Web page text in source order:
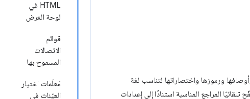
‫HTML في
لوحة العرض
قوائم
الاتصالات
المسموح بها
مَعلَمات اختيار
العيّنات في
ورموزها واختصاراتها لتناسب لغة
المراجع المناسبة استنادًا إلى إعدادات